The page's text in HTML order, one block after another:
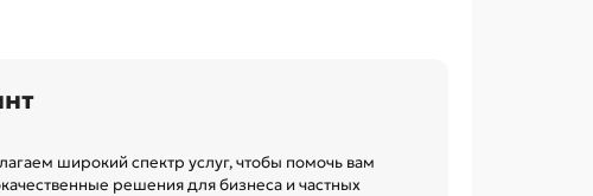
широкий спектр услуг, чтобы помочь вам
решения для бизнеса и частных